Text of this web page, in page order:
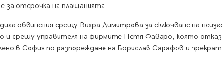
за отсрочка на плащанията.
обвинения срещу Вихра Димитрова за сключване на
и срещу управителя на фирмите Петя Фаваро, която
в София по разпореждане на Борислав Сарафов и